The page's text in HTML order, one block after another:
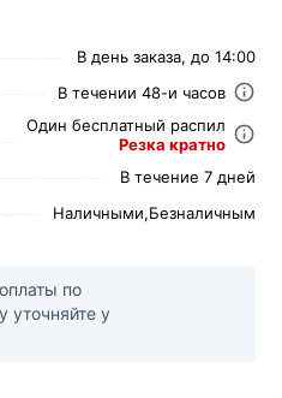
В день заказа, до 14:00
В течении 48-и часов
Один бесплатный распил
Резка кратно
В течение 7 дней
Наличными,Безналичным
по
уточняйте у